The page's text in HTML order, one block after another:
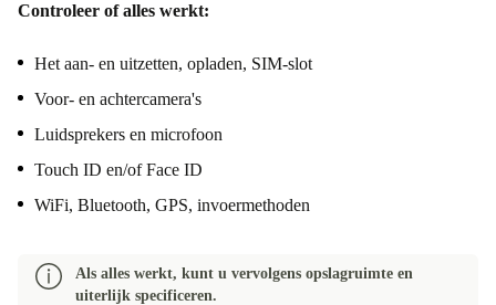
Controleer of alles werkt:
Het aan- en uitzetten, opladen, SIM-slot
Voor- en achtercamera's
Luidsprekers en microfoon
Touch ID en/of Face ID
WiFi, Bluetooth, GPS, invoermethoden
Als alles werkt, kunt u vervolgens opslagruimte en
uiterlijk specificeren.